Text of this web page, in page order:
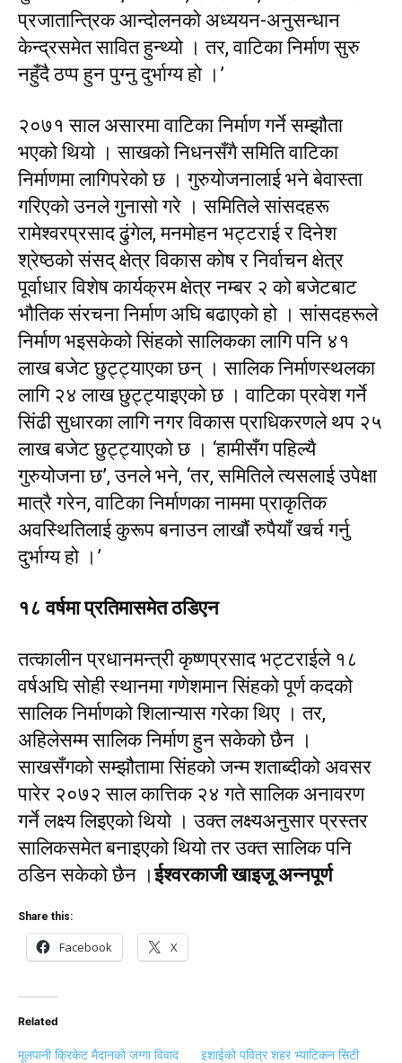
प्रजातान्त्रिक आन्दोलनको अध्ययन-अनुसन्धान
केन्द्रसमेत सावित हुन्थ्यो । तर, वाटिका निर्माण सुरु
नहुँदै ठप्प हुन पुग्नु दुर्भाग्य हो ।’
२०७१ साल असारमा वाटिका निर्माण गर्ने सम्झौता
भएको थियो । साखको निधनसँगै समिति वाटिका
निर्माणमा लागिपरेको छ । गुरुयोजनालाई भने बेवास्ता
गरिएको उनले गुनासो गरे । समितिले सांसदहरू
रामेश्वरप्रसाद ढुंगेल, मनमोहन भट्टराई र दिनेश
श्रेष्ठको संसद् क्षेत्र विकास कोष र निर्वाचन क्षेत्र
पूर्वाधार विशेष कार्यक्रम क्षेत्र नम्बर २ को बजेटबाट
भौतिक संरचना निर्माण अघि बढाएको हो । सांसदहरूले
निर्माण भइसकेको सिंहको सालिकका लागि पनि ४१
लाख बजेट छुट्ट्याएका छन् । सालिक निर्माणस्थलका
लागि २४ लाख छुट्ट्याइएको छ । वाटिका प्रवेश गर्ने
सिंढी सुधारका लागि नगर विकास प्राधिकरणले थप २५
लाख बजेट छुट्ट्याएको छ । ‘हामीसँग पहिल्यै
गुरुयोजना छ’, उनले भने, ‘तर, समितिले त्यसलाई उपेक्षा
मात्रै गरेन, वाटिका निर्माणका नाममा प्राकृतिक
अवस्थितिलाई कुरूप बनाउन लाखौं रुपैयाँ खर्च गर्नु
दुर्भाग्य हो ।’
१८ वर्षमा प्रतिमासमेत ठडिएन
तत्कालीन प्रधानमन्त्री कृष्णप्रसाद भट्टराईले १८
वर्षअघि सोही स्थानमा गणेशमान सिंहको पूर्ण कदको
सालिक निर्माणको शिलान्यास गरेका थिए । तर,
अहिलेसम्म सालिक निर्माण हुन सकेको छैन ।
साखसँगको सम्झौतामा सिंहको जन्म शताब्दीको अवसर
पारेर २०७२ साल कात्तिक २४ गते सालिक अनावरण
गर्ने लक्ष्य लिइएको थियो । उक्त लक्ष्यअनुसार प्रस्तर
सालिकसमेत बनाइएको थियो तर उक्त सालिक पनि
ठडिन सकेको छैन ।ईश्वरकाजी खाइजू अन्नपूर्ण
Share this:
Facebook X
Related
मूलपानी क्रिकेट मैदानको जग्गा विवाद
इशाईको पवित्र शहर भ्याटिकन सिटी